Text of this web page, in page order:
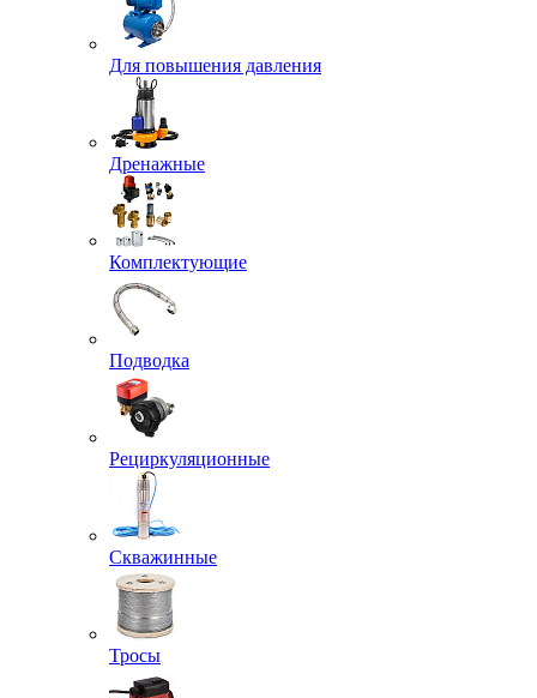
Для повышения давления
Дренажные
Комплектующие
Подводка
Рециркуляционные
Скважинные
Тросы